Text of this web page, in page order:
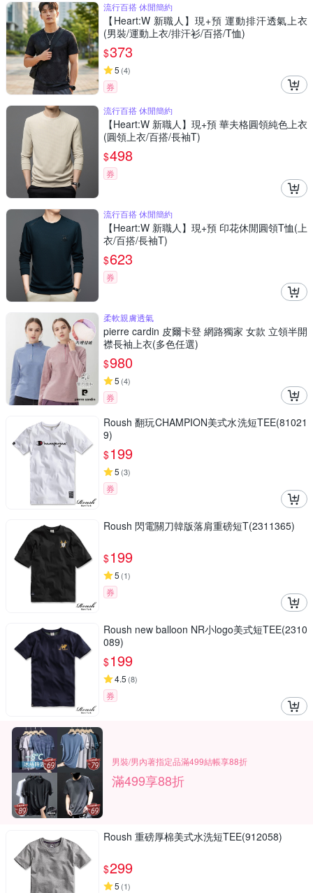
流行百搭 休閒簡約
【Heart:W 新職人】現+預 運動排汗透氣上衣
(男裝/運動上衣/排汗衫/百搭/T恤)
$373
5 (4)
券
流行百搭 休閒簡約
【Heart:W 新職人】現+預 華夫格圓領純色上衣
(圓領上衣/百搭/長袖T)
$498
券
流行百搭 休閒簡約
【Heart:W 新職人】現+預 印花休閒圓領T恤(上
衣/百搭/長袖T)
$623
券
柔軟親膚透氣
pierre cardin 皮爾卡登 網路獨家 女款 立領半開
襟長袖上衣(多色任選)
$980
5 (4)
券
Roush 翻玩CHAMPION美式水洗短TEE(81021
9)
$199
5 (3)
券
Roush 閃電關刀韓版落肩重磅短T(2311365)
$199
5 (1)
券
Roush new balloon NR小logo美式短TEE(2310
089)
$199
4.5 (8)
券
男裝/男內著指定品滿499結帳享88折
滿499享88折
Roush 重磅厚棉美式水洗短TEE(912058)
$299
5 (1)